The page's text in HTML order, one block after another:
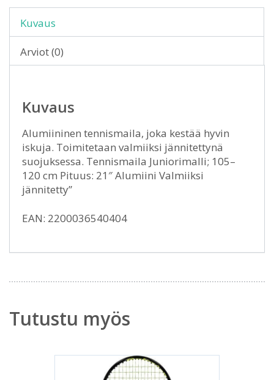
Kuvaus
Arviot (0)
Kuvaus
Alumiininen tennismaila, joka kestää hyvin
iskuja. Toimitetaan valmiiksi jännitettynä
suojuksessa. Tennismaila Juniorimalli; 105–
120 cm Pituus: 21″ Alumiini Valmiiksi
jännitetty”
EAN: 2200036540404
Tutustu myös